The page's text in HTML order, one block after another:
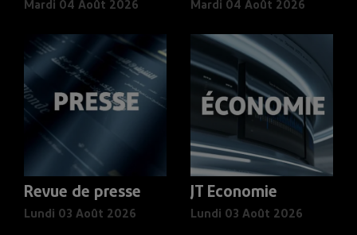
Mardi 04 Août 2026 Mardi 04 Août 2026
Revue de presse
Lundi 03 Août 2026
JT Economie
Lundi 03 Août 2026